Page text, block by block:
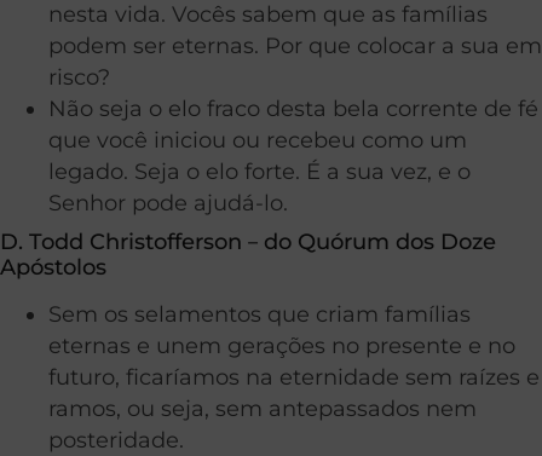
nesta vida. Vocês sabem que as famílias
podem ser eternas. Por que colocar a sua em
risco?
Não seja o elo fraco desta bela corrente de fé
que você iniciou ou recebeu como um
legado. Seja o elo forte. É a sua vez, e o
Senhor pode ajudá-lo.
D. Todd Christofferson－do Quórum dos Doze
Apóstolos
Sem os selamentos que criam famílias
eternas e unem gerações no presente e no
futuro, ficaríamos na eternidade sem raízes e
ramos, ou seja, sem antepassados nem
posteridade.